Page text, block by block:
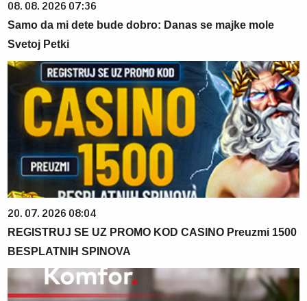
08. 08. 2026 07:36
Samo da mi dete bude dobro: Danas se majke mole
Svetoj Petki
20. 07. 2026 08:04
REGISTRUJ SE UZ PROMO KOD CASINO Preuzmi 1500
BESPLATNIH SPINOVA